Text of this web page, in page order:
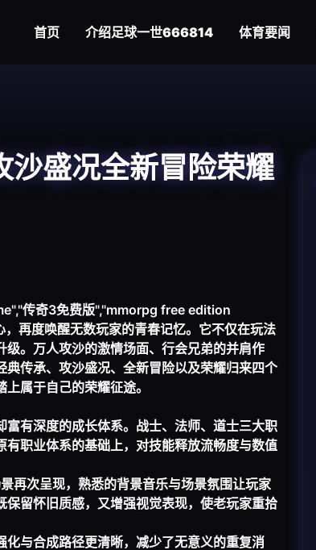
首页 介绍足球一世666814 体育要闻
盛况全新冒险荣耀
传奇3免费版","mmorpg free edition
再度唤醒无数玩家的青春记忆。它不仅在玩法
。万人攻沙的激情场面、行会兄弟的并肩作
传承、攻沙盛况、全新冒险以及荣耀归来四个
属于自己的荣耀征途。
有深度的成长体系。战士、法师、道士三大职
职业体系的基础上，对技能释放流畅度与数值
再次呈现，熟悉的背景音乐与场景氛围让玩家
留怀旧质感，又增强视觉表现，使老玩家重拾
与合成路径更清晰，减少了无意义的重复消